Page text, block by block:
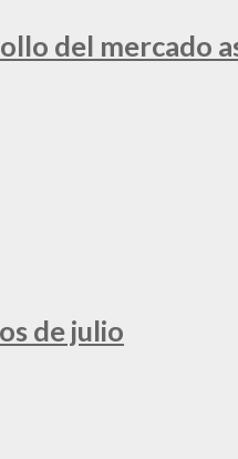
del mercado
de julio